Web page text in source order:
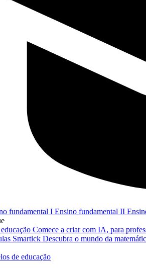
fundamental I Ensino fundamental II
Comece a criar com IA, para
Smartick Descubra o mundo da
de educação